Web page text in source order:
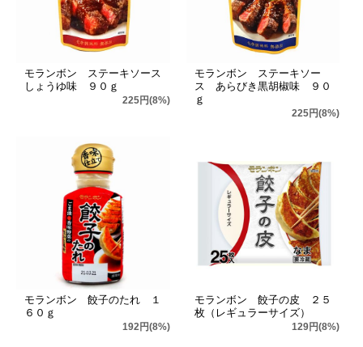
モランボン ステーキソース
しょうゆ味 ９０ｇ
225円(8%)
モランボン ステーキソー
ス あらびき黒胡椒味 ９０
ｇ
225円(8%)
モランボン 餃子のたれ １
６０ｇ
192円(8%)
モランボン 餃子の皮 ２５
枚（レギュラーサイズ）
129円(8%)